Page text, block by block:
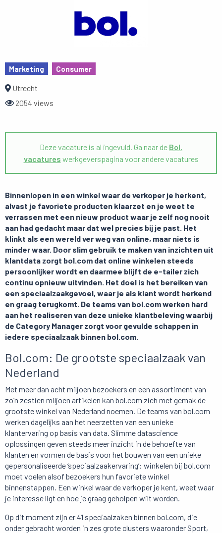
Marketing Consumer
Utrecht
2054 views
Deze vacature is al ingevuld. Ga naar de Bol.
vacatures werkgeverspagina voor andere vacatures
Binnenlopen in een winkel waar de verkoper je herkent,
alvast je favoriete producten klaarzet en je weet te
verrassen met een nieuw product waar je zelf nog nooit
aan had gedacht maar dat wel precies bij je past. Het
klinkt als een wereld ver weg van online, maar niets is
minder waar. Door slim gebruik te maken van inzichten uit
klantdata zorgt bol.com dat online winkelen steeds
persoonlijker wordt en daarmee blijft de e-tailer zich
continu opnieuw uitvinden. Het doel is het bereiken van
een speciaalzaakgevoel, waar je als klant wordt herkend
en graag terugkomt. De teams van bol.com werken hard
aan het realiseren van deze unieke klantbeleving waarbij
de Category Manager zorgt voor gevulde schappen in
iedere speciaalzaak binnen bol.com.
Bol.com: De grootste speciaalzaak van
Nederland
Met meer dan acht miljoen bezoekers en een assortiment van
zo’n zestien miljoen artikelen kan bol.com zich met gemak de
grootste winkel van Nederland noemen. De teams van bol.com
werken dagelijks aan het neerzetten van een unieke
klantervaring op basis van data. Slimme datascience
oplossingen geven steeds meer inzicht in de behoefte van
klanten en vormen de basis voor het bouwen van een unieke
gepersonaliseerde ‘speciaalzaakervaring’: winkelen bij bol.com
moet voelen alsof bezoekers hun favoriete winkel
binnenstappen. Een winkel waar de verkoper je kent, weet waar
je interesse ligt en hoe je graag geholpen wilt worden.
Op dit moment zijn er 41 speciaalzaken binnen bol.com, die
onder gebracht worden in zes grote clusters waaronder Sport,